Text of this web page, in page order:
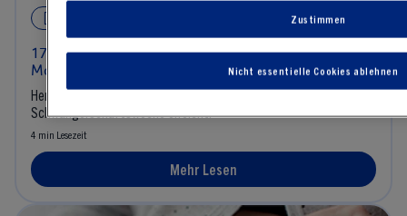
17. Schwangerschaftswoche: Das erwartet dich im 5.
Monat!
Herzlichen Glückwunsch, du hast die 17.
Schwangerschaftswoche erreicht!
4 min Lesezeit
Mehr Lesen
Nicht essentielle Cookies ablehnen
Zustimmen